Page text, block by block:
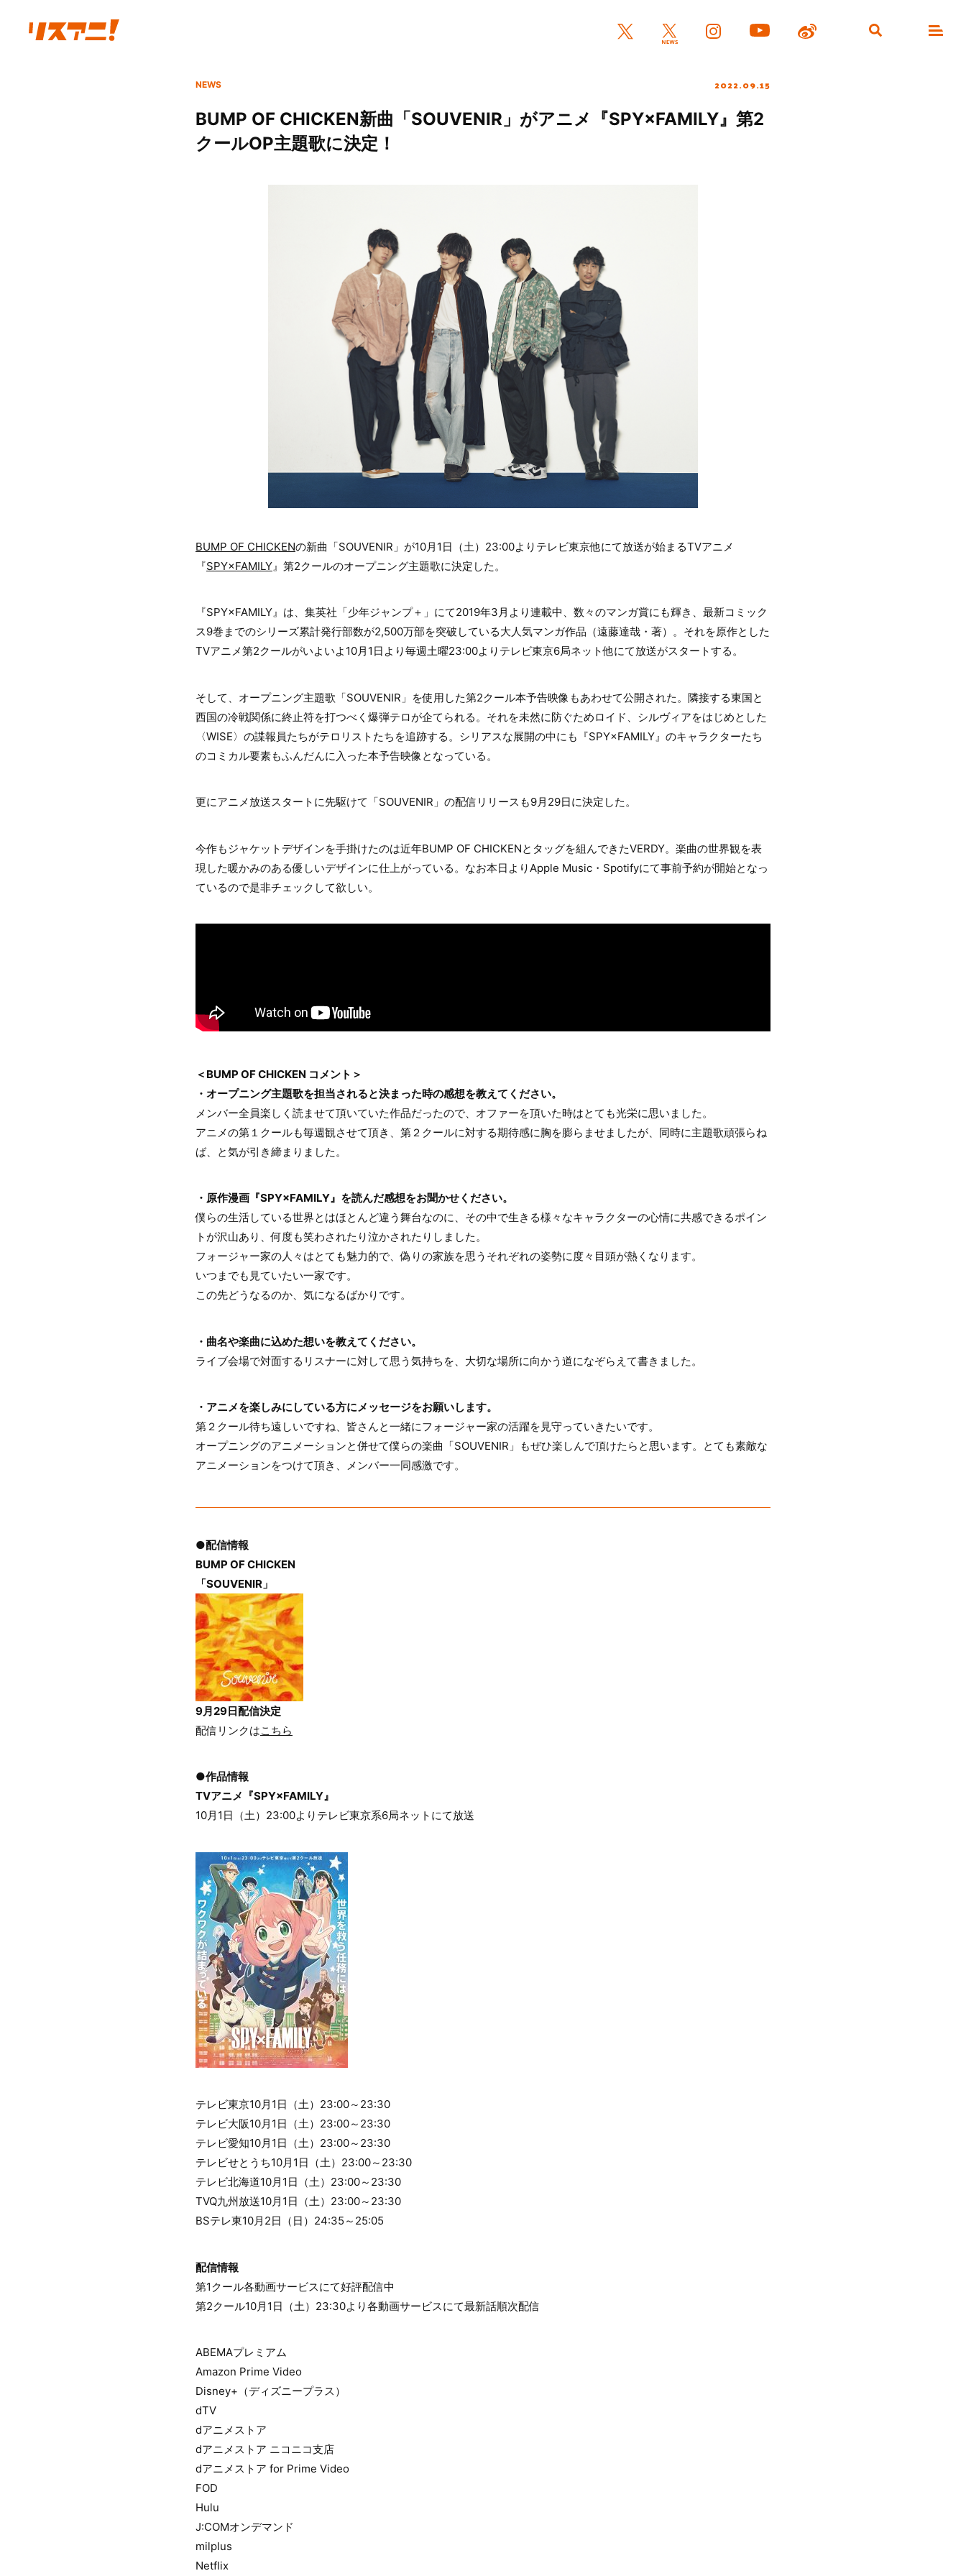
NEWS 2022.09.15
BUMP OF CHICKEN新曲「SOUVENIR」がアニメ『SPY×FAMILY』第2
クールOP主題歌に決定！
BUMP OF CHICKENの新曲「SOUVENIR」が10月1日（土）23:00よりテレビ東京他にて放送が始まるTVアニメ
『SPY×FAMILY』第2クールのオープニング主題歌に決定した。
『SPY×FAMILY』は、集英社「少年ジャンプ＋」にて2019年3月より連載中、数々のマンガ賞にも輝き、最新コミック
ス9巻までのシリーズ累計発行部数が2,500万部を突破している大人気マンガ作品（遠藤達哉・著）。それを原作とした
TVアニメ第2クールがいよいよ10月1日より毎週土曜23:00よりテレビ東京6局ネット他にて放送がスタートする。
そして、オープニング主題歌「SOUVENIR」を使用した第2クール本予告映像もあわせて公開された。隣接する東国と
西国の冷戦関係に終止符を打つべく爆弾テロが企てられる。それを未然に防ぐためロイド、シルヴィアをはじめとした
〈WISE〉の諜報員たちがテロリストたちを追跡する。シリアスな展開の中にも『SPY×FAMILY』のキャラクターたち
のコミカル要素もふんだんに入った本予告映像となっている。
更にアニメ放送スタートに先駆けて「SOUVENIR」の配信リリースも9月29日に決定した。
今作もジャケットデザインを手掛けたのは近年BUMP OF CHICKENとタッグを組んできたVERDY。楽曲の世界観を表
現した暖かみのある優しいデザインに仕上がっている。なお本日よりApple Music・Spotifyにて事前予約が開始となっ
ているので是非チェックして欲しい。
＜BUMP OF CHICKEN コメント＞
・オープニング主題歌を担当されると決まった時の感想を教えてください。
メンバー全員楽しく読ませて頂いていた作品だったので、オファーを頂いた時はとても光栄に思いました。
アニメの第１クールも毎週観させて頂き、第２クールに対する期待感に胸を膨らませましたが、同時に主題歌頑張らね
ば、と気が引き締まりました。
・原作漫画『SPY×FAMILY』を読んだ感想をお聞かせください。
僕らの生活している世界とはほとんど違う舞台なのに、その中で生きる様々なキャラクターの心情に共感できるポイン
トが沢山あり、何度も笑わされたり泣かされたりしました。
フォージャー家の人々はとても魅力的で、偽りの家族を思うそれぞれの姿勢に度々目頭が熱くなります。
いつまでも見ていたい一家です。
この先どうなるのか、気になるばかりです。
・曲名や楽曲に込めた想いを教えてください。
ライブ会場で対面するリスナーに対して思う気持ちを、大切な場所に向かう道になぞらえて書きました。
・アニメを楽しみにしている方にメッセージをお願いします。
第２クール待ち遠しいですね、皆さんと一緒にフォージャー家の活躍を見守っていきたいです。
オープニングのアニメーションと併せて僕らの楽曲「SOUVENIR」もぜひ楽しんで頂けたらと思います。とても素敵な
アニメーションをつけて頂き、メンバー一同感激です。
●配信情報
BUMP OF CHICKEN
「SOUVENIR」
9月29日配信決定
配信リンクはこちら
●作品情報
TVアニメ『SPY×FAMILY』
10月1日（土）23:00よりテレビ東京系6局ネットにて放送
テレビ東京10月1日（土）23:00～23:30
テレビ大阪10月1日（土）23:00～23:30
テレビ愛知10月1日（土）23:00～23:30
テレビせとうち10月1日（土）23:00～23:30
テレビ北海道10月1日（土）23:00～23:30
TVQ九州放送10月1日（土）23:00～23:30
BSテレ東10月2日（日）24:35～25:05
配信情報
第1クール各動画サービスにて好評配信中
第2クール10月1日（土）23:30より各動画サービスにて最新話順次配信
ABEMAプレミアム
Amazon Prime Video
Disney+（ディズニープラス）
dTV
dアニメストア
dアニメストア ニコニコ支店
dアニメストア for Prime Video
FOD
Hulu
J:COMオンデマンド
milplus
Netflix